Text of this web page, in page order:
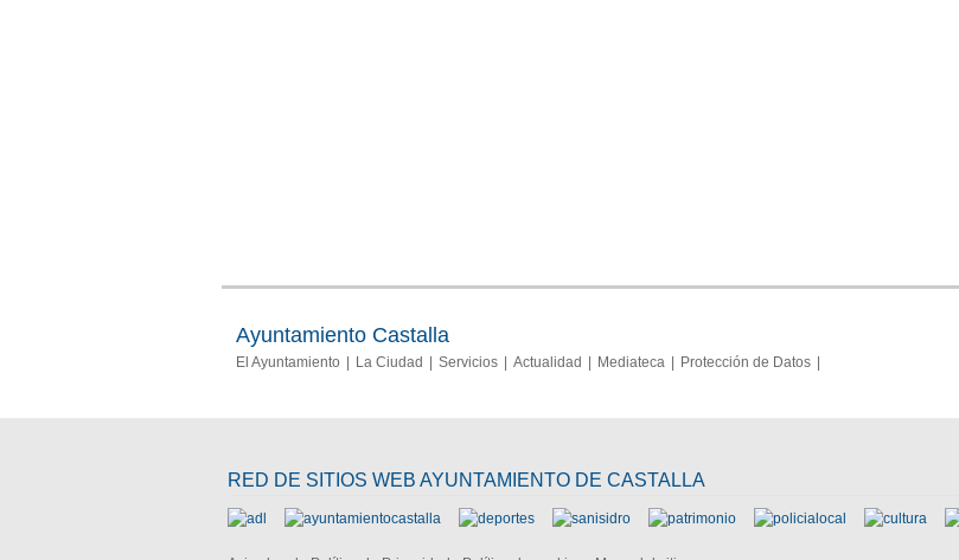
Ayuntamiento Castalla
El Ayuntamiento La Ciudad Servicios Actualidad Mediateca Protección de Datos
RED DE SITIOS WEB AYUNTAMIENTO DE CASTALLA